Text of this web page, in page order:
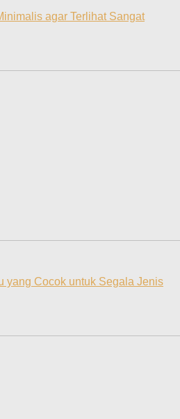
agar Terlihat Sangat
yang Cocok untuk Segala Jenis